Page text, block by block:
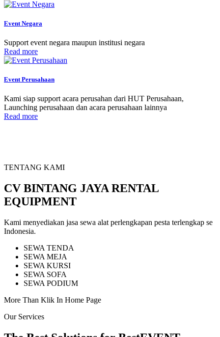
Event Negara
Support event negara maupun institusi negara
Read more
Event Perusahaan
Kami siap support acara perusahan dari HUT Perusahaan,
Launching perusahaan dan acara perusahaan lainnya
Read more
TENTANG KAMI
CV BINTANG JAYA RENTAL
EQUIPMENT
Kami menyediakan jasa sewa alat perlengkapan pesta terlengkap se
Indonesia.
SEWA TENDA
SEWA MEJA
SEWA KURSI
SEWA SOFA
SEWA PODIUM
More Than Klik In Home Page
Our Services